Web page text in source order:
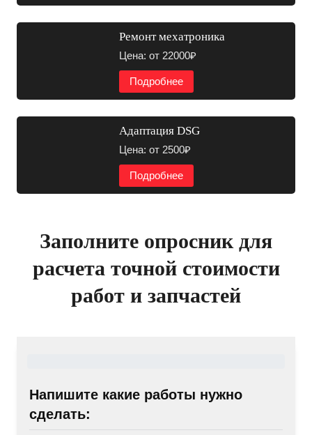
Ремонт мехатроника
Цена: от 22000₽
Подробнее
Адаптация DSG
Цена: от 2500₽
Подробнее
Заполните опросник для
расчета точной стоимости
работ и запчастей
Напишите какие работы нужно
сделать: